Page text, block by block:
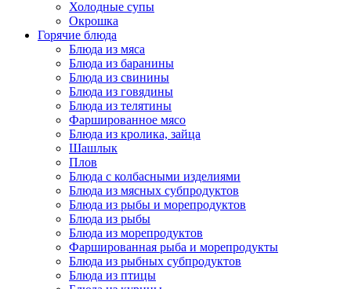
Холодные супы
Окрошка
Горячие блюда
Блюда из мяса
Блюда из баранины
Блюда из свинины
Блюда из говядины
Блюда из телятины
Фаршированное мясо
Блюда из кролика, зайца
Шашлык
Плов
Блюда с колбасными изделиями
Блюда из мясных субпродуктов
Блюда из рыбы и морепродуктов
Блюда из рыбы
Блюда из морепродуктов
Фаршированная рыба и морепродукты
Блюда из рыбных субпродуктов
Блюда из птицы